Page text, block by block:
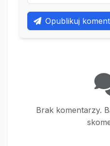
Opublikuj
Brak komentarzy.